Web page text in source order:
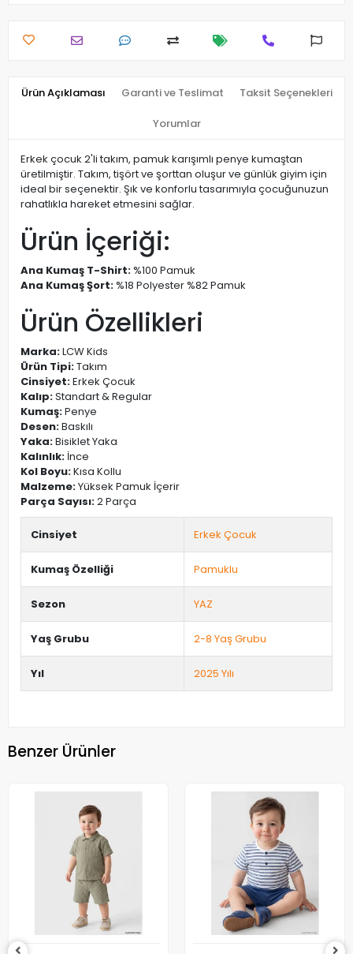
Ürün Açıklaması Garanti ve Teslimat Taksit Seçenekleri
Yorumlar
Erkek çocuk 2'li takım, pamuk karışımlı penye kumaştan
üretilmiştir. Takım, tişört ve şorttan oluşur ve günlük giyim için
ideal bir seçenektir. Şık ve konforlu tasarımıyla çocuğunuzun
rahatlıkla hareket etmesini sağlar.
Ürün İçeriği:
Ana Kumaş T-Shirt: %100 Pamuk
Ana Kumaş Şort: %18 Polyester %82 Pamuk
Ürün Özellikleri
Marka:LCW Kids
Ürün Tipi:Takım
Cinsiyet:Erkek Çocuk
Kalıp:Standart & Regular
Kumaş:Penye
Desen:Baskılı
Yaka:Bisiklet Yaka
Kalınlık: İnce
Kol Boyu:Kısa Kollu
Malzeme:Yüksek Pamuk İçerir
Parça Sayısı:2 Parça
Cinsiyet Erkek Çocuk
Kumaş Özelliği Pamuklu
Sezon YAZ
Yaş Grubu 2-8 Yaş Grubu
Yıl 2025 Yılı
Benzer Ürünler